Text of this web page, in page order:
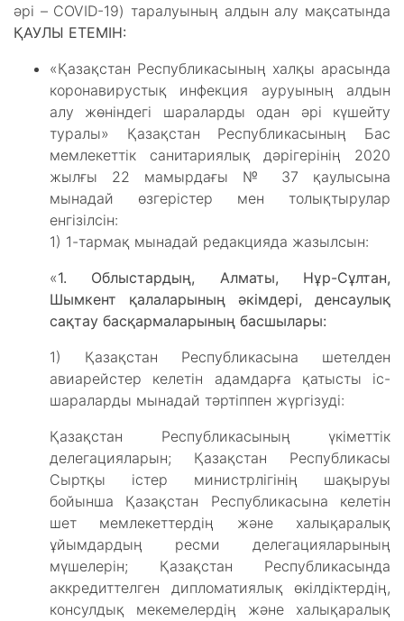
әрі – COVID-19) таралуының алдын алу мақсатында
ҚАУЛЫ ЕТЕМІН:
«Қазақстан Республикасының халқы арасында
коронавирустық инфекция ауруының алдын
алу жөніндегі шараларды одан әрі күшейту
туралы» Қазақстан Республикасының Бас
мемлекеттік санитариялық дәрігерінің 2020
жылғы 22 мамырдағы № 37 қаулысына
мынадай өзгерістер мен толықтырулар
енгізілсін:
1) 1-тармақ мынадай редакцияда жазылсын:
«1. Облыстардың, Алматы, Нұр-Сұлтан,
Шымкент қалаларының әкімдері, денсаулық
сақтау басқармаларының басшылары:
1) Қазақстан Республикасына шетелден
авиарейстер келетін адамдарға қатысты іс-
шараларды мынадай тәртіппен жүргізуді:
Қазақстан Республикасының үкіметтік
делегацияларын; Қазақстан Республикасы
Сыртқы істер министрлігінің шақыруы
бойынша Қазақстан Республикасына келетін
шет мемлекеттердің және халықаралық
ұйымдардың ресми делегацияларының
мүшелерін; Қазақстан Республикасында
аккредиттелген дипломатиялық өкілдіктердің,
консулдық мекемелердің және халықаралық